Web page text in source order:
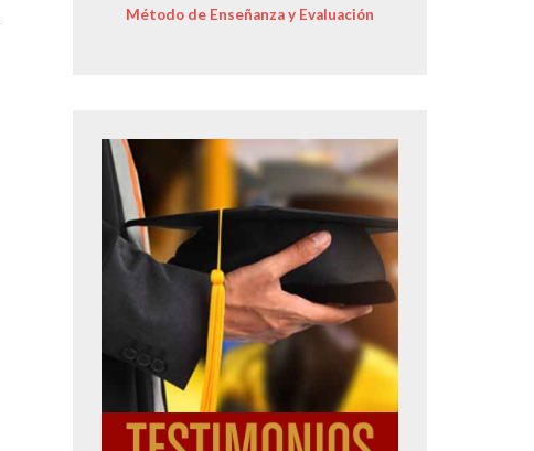
Método de Enseñanza y Evaluación
Image